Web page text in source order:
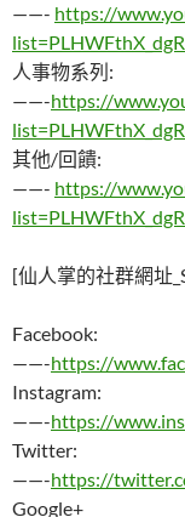
——- https://
人事物系列:
——-https://
其他/回饋:
——- https://
[仙人掌的社群網址
Facebook:
——-https://
Instagram:
——-https://
Twitter:
——-https://
Google+